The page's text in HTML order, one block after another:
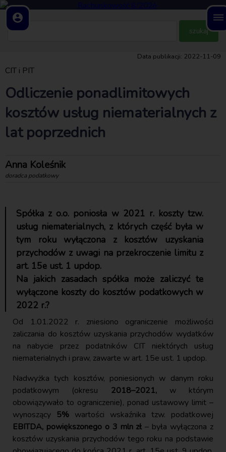
account_circle dehaze
Data publikacji: 2022-11-09
CIT i PIT
Odliczenie ponadlimitowych
kosztów usług niematerialnych z
lat poprzednich
Anna Koleśnik
doradca podatkowy
Spółka z o.o. poniosła w 2021 r. koszty tzw.
usług niematerialnych, z których część była w
tym roku wyłączona z kosztów uzyskania
przychodów z uwagi na przekroczenie limitu z
art. 15e ust. 1 updop.
Na jakich zasadach spółka może zaliczyć te
wyłączone koszty do kosztów podatkowych w
2022 r.?
Od 1.01.2022 r. zniesiono ograniczenie możliwości
zaliczania do kosztów uzyskania przychodów wydatków
na nabycie przez podatników CIT niektórych usług
niematerialnych i praw, zawarte w art. 15e ust. 1 updop.
Nadwyżka tych kosztów, poniesionych w danym roku
podatkowym (okresu 2018–2021,w którym
obowiązywało to ograniczenie), ponad ustawowy limit –
wynoszący 5% wartości wskaźnika tzw. podatkowej
EBITDA, powiększonego o 3 mln zł – była wyłączona z
kosztów uzyskania przychodów tego roku na podstawie